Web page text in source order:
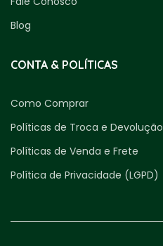
Blog
CONTA & POLÍTICAS
Como Comprar
Políticas de Troca e Devolução
Políticas de Venda e Frete
Política de Privacidade (LGPD)